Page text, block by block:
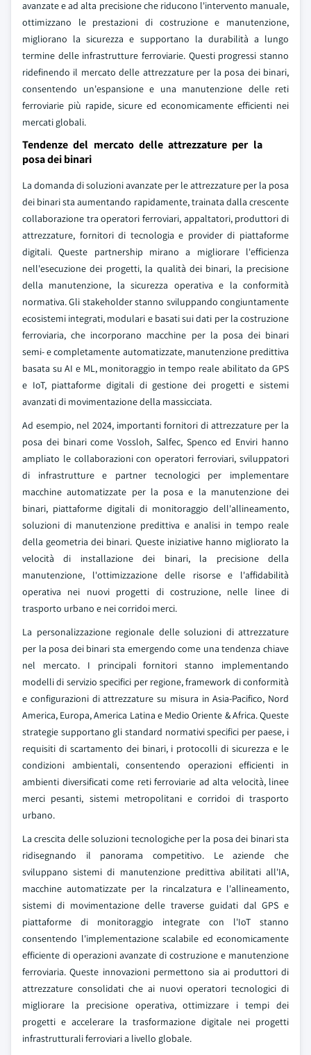
avanzate e ad alta precisione che riducono l'intervento manuale,
ottimizzano le prestazioni di costruzione e manutenzione,
migliorano la sicurezza e supportano la durabilità a lungo
termine delle infrastrutture ferroviarie. Questi progressi stanno
ridefinendo il mercato delle attrezzature per la posa dei binari,
consentendo un'espansione e una manutenzione delle reti
ferroviarie più rapide, sicure ed economicamente efficienti nei
mercati globali.
Tendenze del mercato delle attrezzature per la
posa dei binari
La domanda di soluzioni avanzate per le attrezzature per la posa
dei binari sta aumentando rapidamente, trainata dalla crescente
collaborazione tra operatori ferroviari, appaltatori, produttori di
attrezzature, fornitori di tecnologia e provider di piattaforme
digitali. Queste partnership mirano a migliorare l'efficienza
nell'esecuzione dei progetti, la qualità dei binari, la precisione
della manutenzione, la sicurezza operativa e la conformità
normativa. Gli stakeholder stanno sviluppando congiuntamente
ecosistemi integrati, modulari e basati sui dati per la costruzione
ferroviaria, che incorporano macchine per la posa dei binari
semi- e completamente automatizzate, manutenzione predittiva
basata su AI e ML, monitoraggio in tempo reale abilitato da GPS
e IoT, piattaforme digitali di gestione dei progetti e sistemi
avanzati di movimentazione della massicciata.
Ad esempio, nel 2024, importanti fornitori di attrezzature per la
posa dei binari come Vossloh, Salfec, Spenco ed Enviri hanno
ampliato le collaborazioni con operatori ferroviari, sviluppatori
di infrastrutture e partner tecnologici per implementare
macchine automatizzate per la posa e la manutenzione dei
binari, piattaforme digitali di monitoraggio dell'allineamento,
soluzioni di manutenzione predittiva e analisi in tempo reale
della geometria dei binari. Queste iniziative hanno migliorato la
velocità di installazione dei binari, la precisione della
manutenzione, l'ottimizzazione delle risorse e l'affidabilità
operativa nei nuovi progetti di costruzione, nelle linee di
trasporto urbano e nei corridoi merci.
La personalizzazione regionale delle soluzioni di attrezzature
per la posa dei binari sta emergendo come una tendenza chiave
nel mercato. I principali fornitori stanno implementando
modelli di servizio specifici per regione, framework di conformità
e configurazioni di attrezzature su misura in Asia-Pacifico, Nord
America, Europa, America Latina e Medio Oriente & Africa. Queste
strategie supportano gli standard normativi specifici per paese, i
requisiti di scartamento dei binari, i protocolli di sicurezza e le
condizioni ambientali, consentendo operazioni efficienti in
ambienti diversificati come reti ferroviarie ad alta velocità, linee
merci pesanti, sistemi metropolitani e corridoi di trasporto
urbano.
La crescita delle soluzioni tecnologiche per la posa dei binari sta
ridisegnando il panorama competitivo. Le aziende che
sviluppano sistemi di manutenzione predittiva abilitati all'IA,
macchine automatizzate per la rincalzatura e l'allineamento,
sistemi di movimentazione delle traverse guidati dal GPS e
piattaforme di monitoraggio integrate con l'IoT stanno
consentendo l'implementazione scalabile ed economicamente
efficiente di operazioni avanzate di costruzione e manutenzione
ferroviaria. Queste innovazioni permettono sia ai produttori di
attrezzature consolidati che ai nuovi operatori tecnologici di
migliorare la precisione operativa, ottimizzare i tempi dei
progetti e accelerare la trasformazione digitale nei progetti
infrastrutturali ferroviari a livello globale.